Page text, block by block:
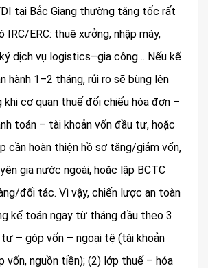
tại Bắc Giang thường tăng tốc rất
IRC/ERC: thuê xưởng, nhập máy,
dịch vụ logistics–gia công… Nếu kế
hành 1–2 tháng, rủi ro sẽ bùng lên
khi cơ quan thuế đối chiếu hóa đơn –
toán – tài khoản vốn đầu tư, hoặc
cần hoàn thiện hồ sơ tăng/giảm vốn,
gia nước ngoài, hoặc lập BCTC
đối tác. Vì vậy, chiến lược an toàn
kế toán ngay từ tháng đầu theo 3
– góp vốn – ngoại tệ (tài khoản
vốn, nguồn tiền); (2) lớp thuế – hóa